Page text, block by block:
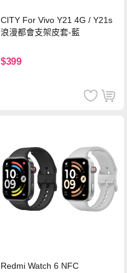
CITY For Vivo Y21 4G / Y21s
浪漫都會支架皮套-藍
$399
Redmi Watch 6 NFC